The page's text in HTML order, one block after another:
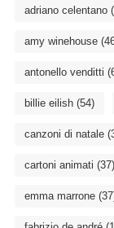
adriano celentano
amy winehouse
antonello venditti
billie eilish(54)
canzoni di natale
cartoni animati (37)
emma marrone